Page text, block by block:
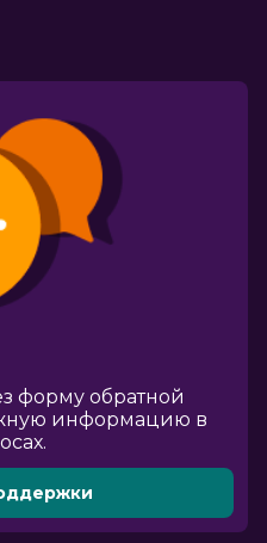
форму обратной
информацию в